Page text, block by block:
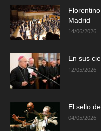
Madrid
14/06/2026
En sus
12/05/2026
El sello
04/05/2026